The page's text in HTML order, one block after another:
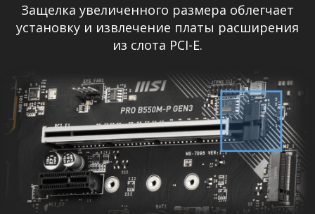
Защелка увеличенного размера облегчает
установку и извлечение платы расширения
из слота PCI-E.